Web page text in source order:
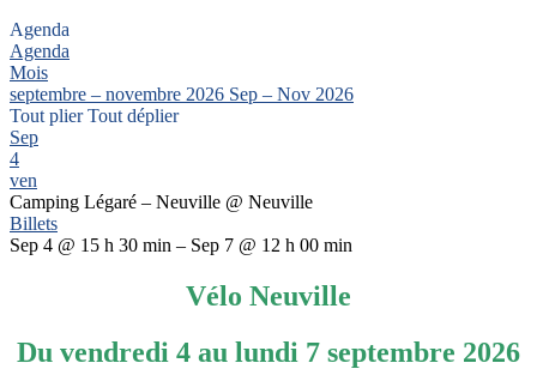
Agenda
Agenda
Mois
septembre – novembre 2026 Sep – Nov 2026
Tout plierTout déplier
Sep
4
ven
Camping Légaré – Neuville @ Neuville
Billets
Sep 4 @ 15 h 30 min – Sep 7 @ 12 h 00 min
Vélo Neuville
Du vendredi 4 au lundi 7 septembre 2026